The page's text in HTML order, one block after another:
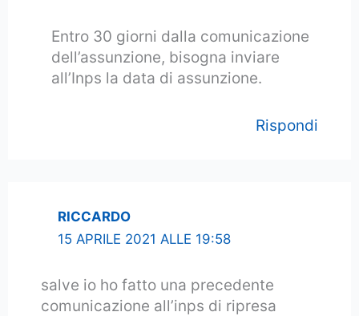
Entro 30 giorni dalla comunicazione
dell’assunzione, bisogna inviare
all’Inps la data di assunzione.
Rispondi
RICCARDO
15 APRILE 2021 ALLE 19:58
salve io ho fatto una precedente
comunicazione all’inps di ripresa